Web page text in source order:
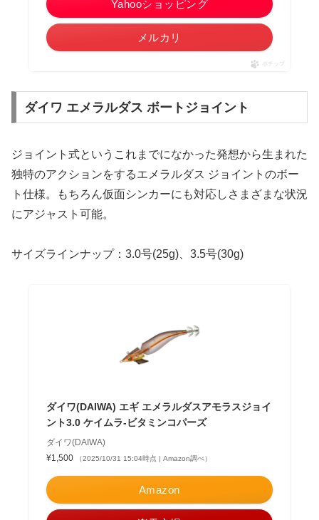
Yahooショッピング
メルカリ
ポチップ
ダイワ エメラルダス ボートジョイント
ジョイント式というこれまでになかった発想から生まれた
独特のアクションをするエメラルダス ジョイントのボー
ト仕様。もちろん仮面シンカーにも対応しさまざまな状況
にアジャスト可能。
サイズラインナップ：3.0号(25g)、3.5号(30g)
ダイワ(DAIWA) エギ エメラルダスアモラスジョイ
ント3.0 ケイムラ-ビタミンコパーズ
ダイワ(DAIWA)
¥1,500
（2025/10/31 15:04時点 | Amazon調べ）
Amazon